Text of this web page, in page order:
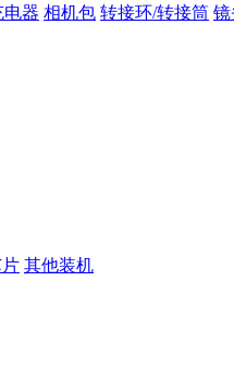
电器 相机包 转接环/转接筒 镜
其他装机